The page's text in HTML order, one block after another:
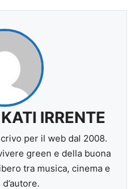
IRRENTE
per il web dal 2008.
green e della buona
tra musica, cinema e